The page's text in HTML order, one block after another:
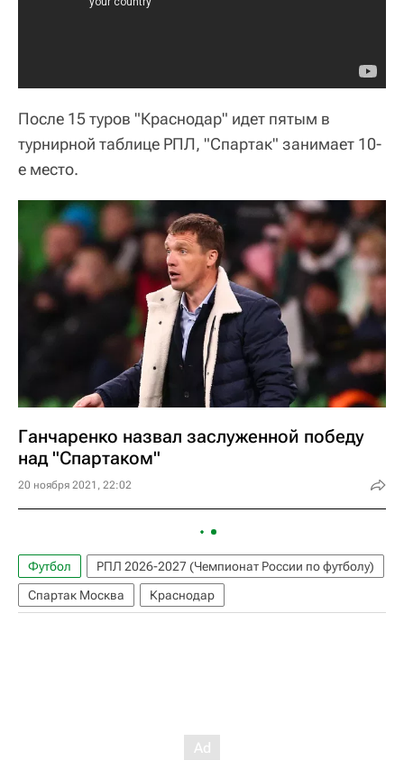
После 15 туров "Краснодар" идет пятым в
турнирной таблице РПЛ, "Спартак" занимает 10-
е место.
Ганчаренко назвал заслуженной победу
над "Спартаком"
20 ноября 2021, 22:02
Футбол
РПЛ 2026-2027 (Чемпионат России по футболу)
Спартак Москва
Краснодар